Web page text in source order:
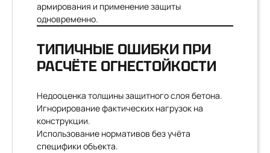
армирования и применение защиты
одновременно.
ТИПИЧНЫЕ ОШИБКИ ПРИ
РАСЧЁТЕ ОГНЕСТОЙКОСТИ
Недооценка толщины защитного слоя бетона.
Игнорирование фактических нагрузок на
конструкции.
Использование нормативов без учёта
специфики объекта.